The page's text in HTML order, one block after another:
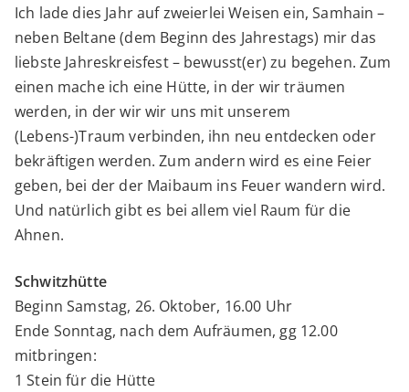
Ich lade dies Jahr auf zweierlei Weisen ein, Samhain –
neben Beltane (dem Beginn des Jahrestags) mir das
liebste Jahreskreisfest – bewusst(er) zu begehen. Zum
einen mache ich eine Hütte, in der wir träumen
werden, in der wir wir uns mit unserem
(Lebens-)Traum verbinden, ihn neu entdecken oder
bekräftigen werden. Zum andern wird es eine Feier
geben, bei der der Maibaum ins Feuer wandern wird.
Und natürlich gibt es bei allem viel Raum für die
Ahnen.
Schwitzhütte
Beginn Samstag, 26. Oktober, 16.00 Uhr
Ende Sonntag, nach dem Aufräumen, gg 12.00
mitbringen:
1 Stein für die Hütte